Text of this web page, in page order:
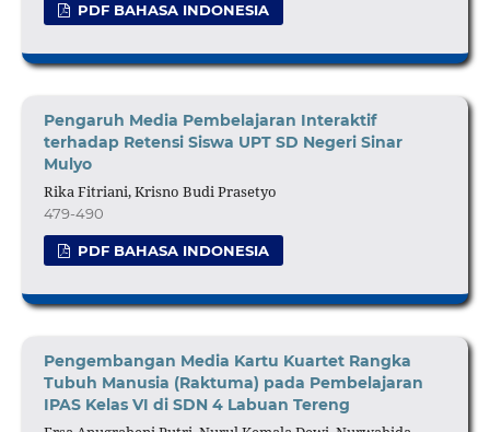
PDF BAHASA INDONESIA
Pengaruh Media Pembelajaran Interaktif
terhadap Retensi Siswa UPT SD Negeri Sinar
Mulyo
Rika Fitriani, Krisno Budi Prasetyo
479-490
PDF BAHASA INDONESIA
Pengembangan Media Kartu Kuartet Rangka
Tubuh Manusia (Raktuma) pada Pembelajaran
IPAS Kelas VI di SDN 4 Labuan Tereng